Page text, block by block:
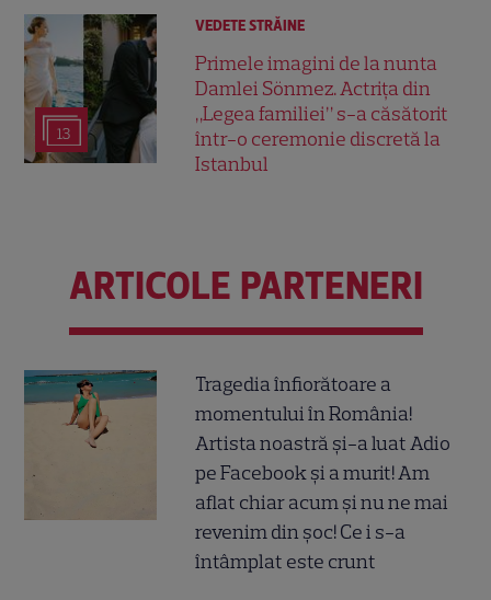
13
VEDETE STRĂINE
Primele imagini de la nunta
Damlei Sönmez. Actrița din
„Legea familiei” s-a căsătorit
într-o ceremonie discretă la
Istanbul
ARTICOLE PARTENERI
Tragedia înfiorătoare a
momentului în România!
Artista noastră și-a luat Adio
pe Facebook și a murit! Am
aflat chiar acum și nu ne mai
revenim din șoc! Ce i s-a
întâmplat este crunt